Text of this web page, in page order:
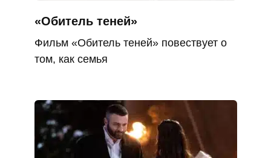
«Обитель теней»
Фильм «Обитель теней» повествует о
том, как семья